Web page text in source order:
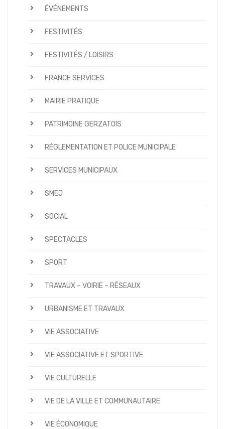
ÉVÉNEMENTS
FESTIVITÉS
FESTIVITÉS / LOISIRS
FRANCE SERVICES
MAIRIE PRATIQUE
PATRIMOINE GERZATOIS
RÉGLEMENTATION ET POLICE MUNICIPALE
SERVICES MUNICIPAUX
SMEJ
SOCIAL
SPECTACLES
SPORT
TRAVAUX – VOIRIE – RÉSEAUX
URBANISME ET TRAVAUX
VIE ASSOCIATIVE
VIE ASSOCIATIVE ET SPORTIVE
VIE CULTURELLE
VIE DE LA VILLE ET COMMUNAUTAIRE
VIE ÉCONOMIQUE